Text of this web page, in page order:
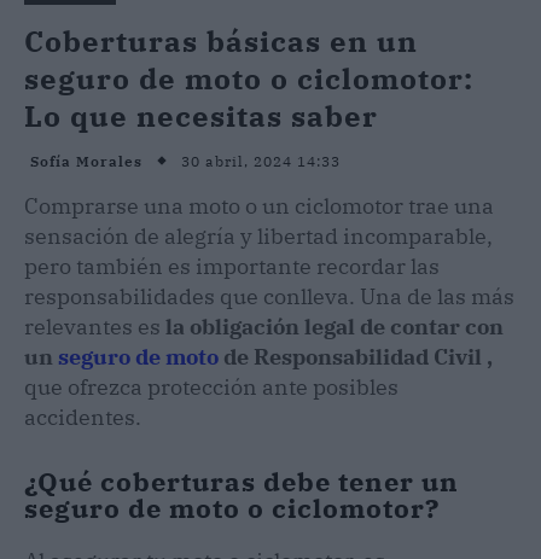
Coberturas básicas en un
seguro de moto o ciclomotor:
Lo que necesitas saber
Sofía Morales 30 abril, 2024 14:33
Comprarse una moto o un ciclomotor trae una
sensación de alegría y libertad incomparable,
pero también es importante recordar las
responsabilidades que conlleva. Una de las más
relevantes es la obligación legal de contar con
un seguro de moto de Responsabilidad Civil ,
que ofrezca protección ante posibles
accidentes.
¿Qué coberturas debe tener un
seguro de moto o ciclomotor?